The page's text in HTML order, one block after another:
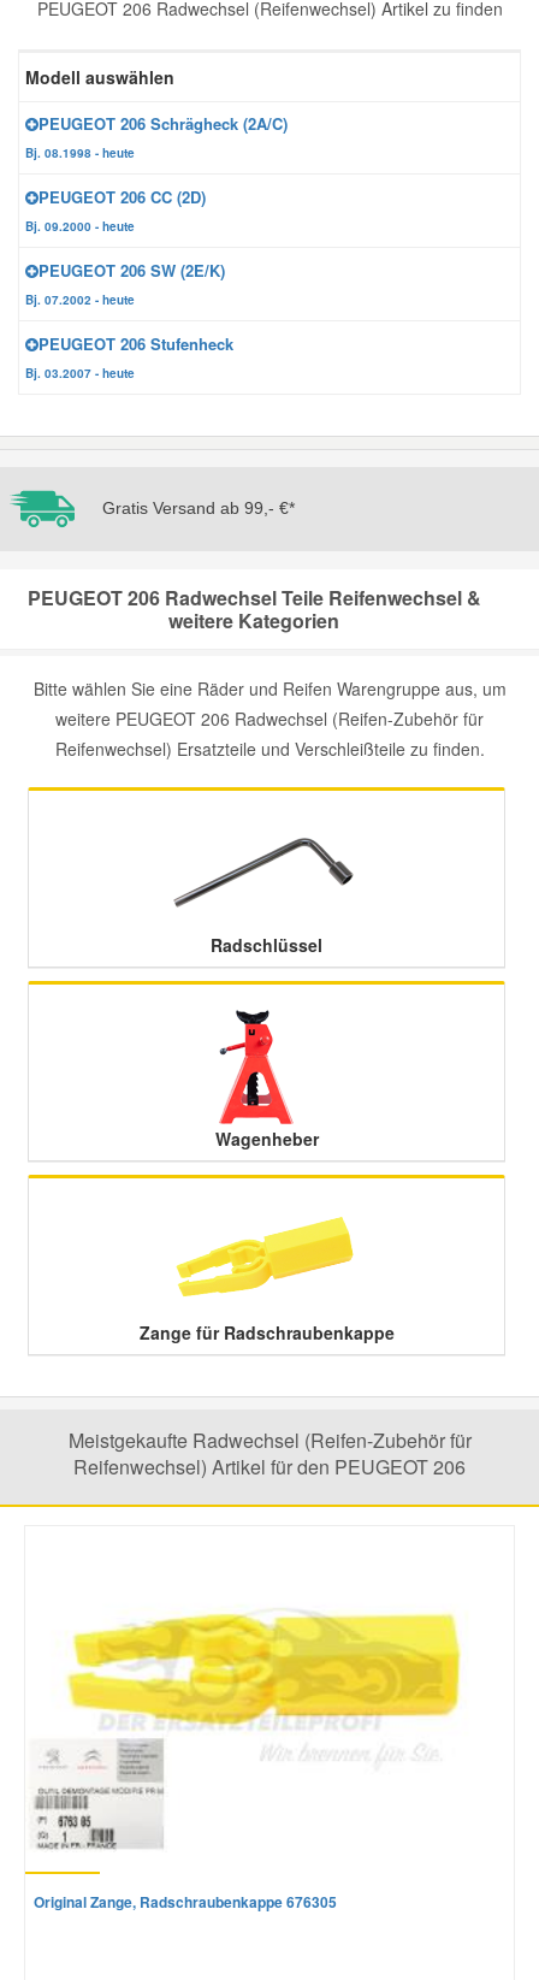
PEUGEOT 206 Radwechsel (Reifenwechsel) Artikel zu finden
Modell auswählen
PEUGEOT 206 Schrägheck (2A/C)
Bj. 08.1998 - heute
PEUGEOT 206 CC (2D)
Bj. 09.2000 - heute
PEUGEOT 206 SW (2E/K)
Bj. 07.2002 - heute
PEUGEOT 206 Stufenheck
Bj. 03.2007 - heute
Gratis Versand ab 99,- €*
PEUGEOT 206 Radwechsel Teile Reifenwechsel &
weitere Kategorien
Bitte wählen Sie eine Räder und Reifen Warengruppe aus, um
weitere PEUGEOT 206 Radwechsel (Reifen-Zubehör für
Reifenwechsel) Ersatzteile und Verschleißteile zu finden.
Radschlüssel
Wagenheber
Zange für Radschraubenkappe
Meistgekaufte Radwechsel (Reifen-Zubehör für
Reifenwechsel) Artikel für den PEUGEOT 206
Original Zange, Radschraubenkappe 676305
Zündanlage und Glühanlage
Jeep Ersatzteile
Kia Ersatzteile
Lancia Ersatzteile
Mazda Ersatzteile
Mini Ersatzteile
Mitsubishi Ersatzteile
Porsche Ersatzteile
Toyota Ersatzteile
Vauxhall Ersatzteile